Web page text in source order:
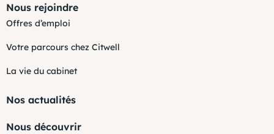
Nous rejoindre
Offres d’emploi
Votre parcours chez Citwell
La vie du cabinet
Nos actualités
Nous découvrir